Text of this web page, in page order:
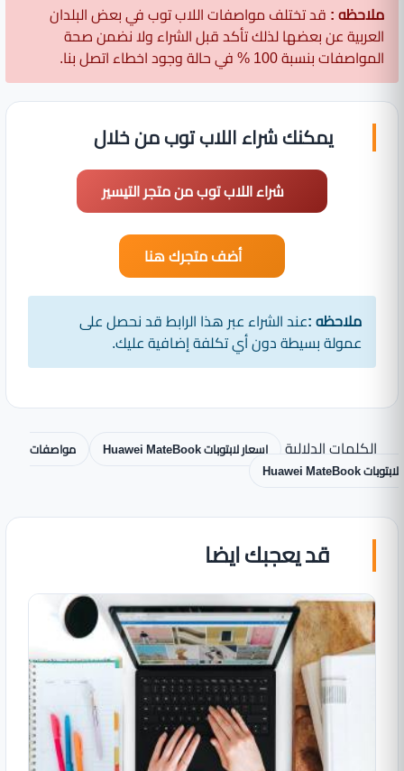
ملاحظه : قد تختلف مواصفات اللاب توب في بعض البلدان
العربية عن بعضها لذلك تأكد قبل الشراء ولا نضمن صحة
المواصفات بنسبة 100 % في حالة وجود اخطاء اتصل بنا.
يمكنك شراء اللاب توب من خلال
شراء اللاب توب من متجر التيسير
أضف متجرك هنا
ملاحظه :عند الشراء عبر هذا الرابط قد نحصل على
عمولة بسيطة دون أي تكلفة إضافية عليك.
الكلمات الدلالية اسعار لابتوبات Huawei MateBook
مواصفات
لابتوبات Huawei MateBook
قد يعجبك ايضا